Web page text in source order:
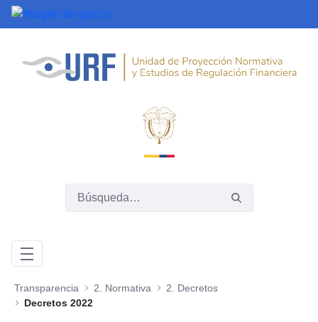
Saltar al contenido principal
Transparencia 2. Normativa
2. Decretos
Decretos 2022